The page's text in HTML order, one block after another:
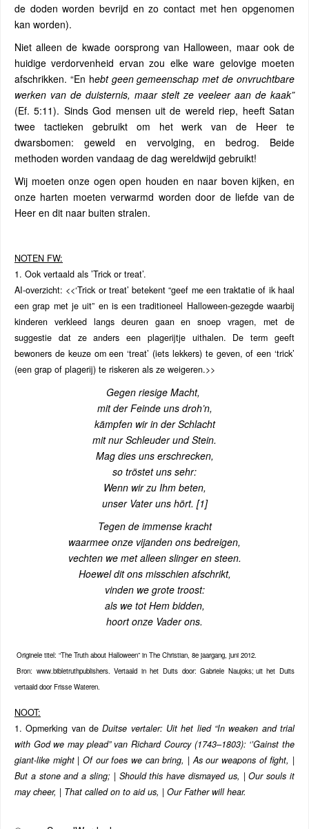
de doden worden bevrijd en zo contact met hen opgenomen
kan worden).
Niet alleen de kwade oorsprong van Halloween, maar ook de
huidige verdorvenheid ervan zou elke ware gelovige moeten
afschrikken. “En hebt geen gemeenschap met de onvruchtbare
werken van de duisternis, maar stelt ze veeleer aan de kaak”
(Ef. 5:11). Sinds God mensen uit de wereld riep, heeft Satan
twee tactieken gebruikt om het werk van de Heer te
dwarsbomen: geweld en vervolging, en bedrog. Beide
methoden worden vandaag de dag wereldwijd gebruikt!
Wij moeten onze ogen open houden en naar boven kijken, en
onze harten moeten verwarmd worden door de liefde van de
Heer en dit naar buiten stralen.
NOTEN FW:
1. Ook vertaald als ’Trick or treat’.
AI-overzicht: <<‘Trick or treat’ betekent “geef me een traktatie of ik haal
een grap met je uit” en is een traditioneel Halloween-gezegde waarbij
kinderen verkleed langs deuren gaan en snoep vragen, met de
suggestie dat ze anders een plagerijtje uithalen. De term geeft
bewoners de keuze om een ‘treat’ (iets lekkers) te geven, of een ‘trick’
(een grap of plagerij) te riskeren als ze weigeren.>>
Gegen riesige Macht,
mit der Feinde uns droh’n,
kämpfen wir in der Schlacht
mit nur Schleuder und Stein.
Mag dies uns erschrecken,
so tröstet uns sehr:
Wenn wir zu Ihm beten,
unser Vater uns hört. [1]
Tegen de immense kracht
waarmee onze vijanden ons bedreigen,
vechten we met alleen slinger en steen.
Hoewel dit ons misschien afschrikt,
vinden we grote troost:
als we tot Hem bidden,
hoort onze Vader ons.
Originele titel: “The Truth about Halloween” in The Christian, 8e jaargang, juni 2012.
Bron: www.bibletruthpublishers. Vertaald in het Duits door: Gabriele Naujoks; uit het Duits
vertaald door Frisse Wateren.
NOOT:
1. Opmerking van de Duitse vertaler: Uit het lied “In weaken and trial
with God we may plead” van Richard Courcy (1743–1803): ‘’Gainst the
giant-like might | Of our foes we can bring, | As our weapons of fight, |
But a stone and a sling; | Should this have dismayed us, | Our souls it
may cheer, | That called on to aid us, | Our Father will hear.